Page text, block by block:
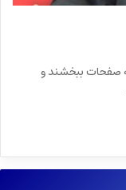
صفحات ببخشند و